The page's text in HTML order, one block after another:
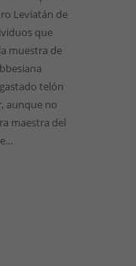
Leviatán de
que
muestra de
telón
aunque no
maestra del